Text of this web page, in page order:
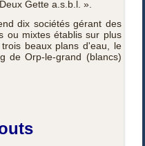
Gette a.s.b.l. ».
dix sociétés gérant des
ou mixtes établis sur plus
beaux plans d'eau, le
de Orp-le-grand (blancs)